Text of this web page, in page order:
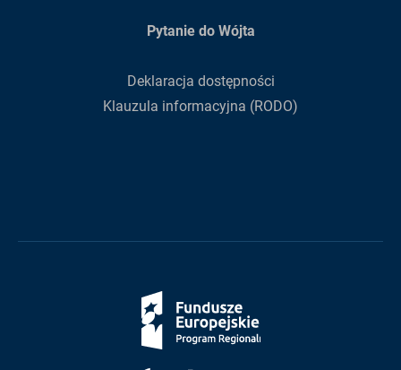
Pytanie do Wójta
Deklaracja dostępności
Klauzula informacyjna (RODO)
Fundusze
Europejskie